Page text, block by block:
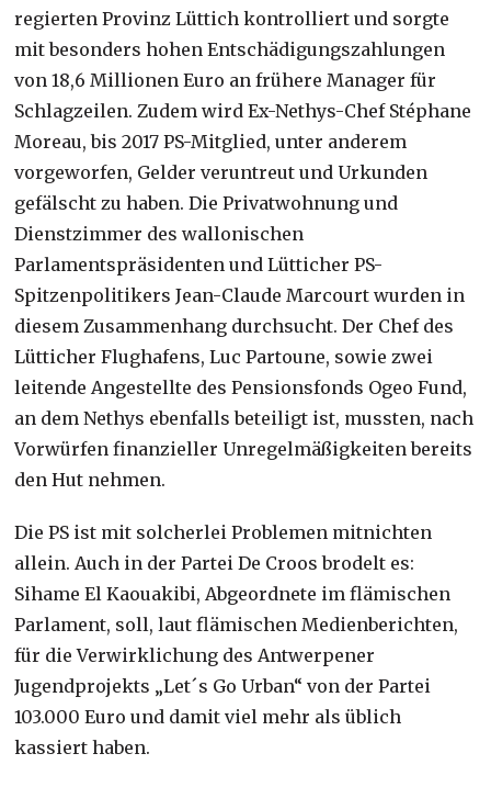
regierten Provinz Lüttich kontrolliert und sorgte
mit besonders hohen Entschädigungszahlungen
von 18,6 Millionen Euro an frühere Manager für
Schlagzeilen. Zudem wird Ex-Nethys-Chef Stéphane
Moreau, bis 2017 PS-Mitglied, unter anderem
vorgeworfen, Gelder veruntreut und Urkunden
gefälscht zu haben. Die Privatwohnung und
Dienstzimmer des wallonischen
Parlamentspräsidenten und Lütticher PS-
Spitzenpolitikers Jean-Claude Marcourt wurden in
diesem Zusammenhang durchsucht. Der Chef des
Lütticher Flughafens, Luc Partoune, sowie zwei
leitende Angestellte des Pensionsfonds Ogeo Fund,
an dem Nethys ebenfalls beteiligt ist, mussten, nach
Vorwürfen finanzieller Unregelmäßigkeiten bereits
den Hut nehmen.
Die PS ist mit solcherlei Problemen mitnichten
allein. Auch in der Partei De Croos brodelt es:
Sihame El Kaouakibi, Abgeordnete im flämischen
Parlament, soll, laut flämischen Medienberichten,
für die Verwirklichung des Antwerpener
Jugendprojekts „Let´s Go Urban“ von der Partei
103.000 Euro und damit viel mehr als üblich
kassiert haben.